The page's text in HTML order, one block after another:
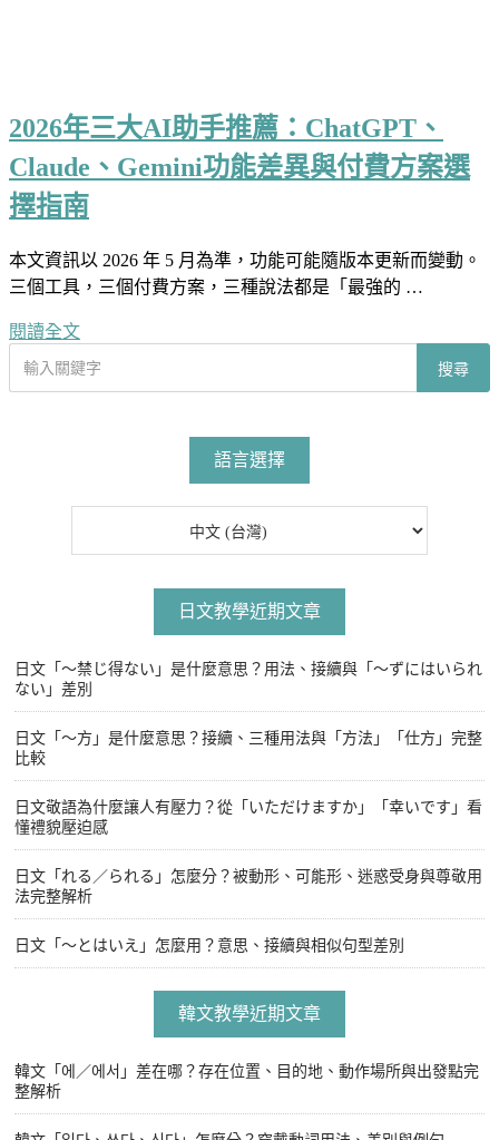
2026年三大AI助手推薦：ChatGPT、
Claude、Gemini功能差異與付費方案選
擇指南
本文資訊以 2026 年 5 月為準，功能可能隨版本更新而變動。
三個工具，三個付費方案，三種說法都是「最強的 …
閱讀全文
搜尋
語言選擇
日文教學近期文章
日文「〜禁じ得ない」是什麼意思？用法、接續與「〜ずにはいられ
ない」差別
日文「〜方」是什麼意思？接續、三種用法與「方法」「仕方」完整
比較
日文敬語為什麼讓人有壓力？從「いただけますか」「幸いです」看
懂禮貌壓迫感
日文「れる／られる」怎麼分？被動形、可能形、迷惑受身與尊敬用
法完整解析
日文「〜とはいえ」怎麼用？意思、接續與相似句型差別
韓文教學近期文章
韓文「에／에서」差在哪？存在位置、目的地、動作場所與出發點完
整解析